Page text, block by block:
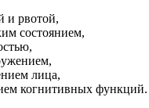
и рвотой,
состоянием,
лица,
когнитивных функций.